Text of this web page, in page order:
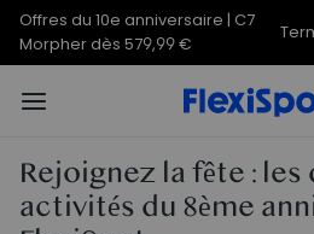
Offres du 10e anniversaire | C7
Morpher dès 579,99 €
Rejoignez la fête :
activités du 8ème